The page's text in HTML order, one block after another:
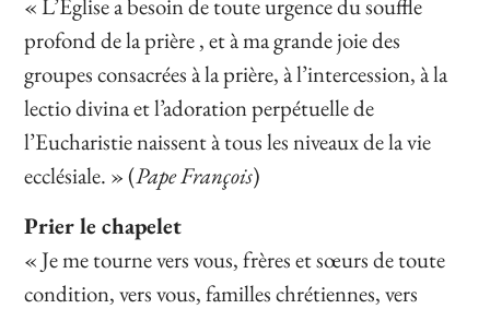
« L’Église a besoin de toute urgence du souffle
profond de la prière , et à ma grande joie des
groupes consacrées à la prière, à l’intercession, à la
lectio divina et l’adoration perpétuelle de
l’Eucharistie naissent à tous les niveaux de la vie
ecclésiale. » (Pape François)
Prier le chapelet
« Je me tourne vers vous, frères et sœurs de toute
condition, vers vous, familles chrétiennes, vers